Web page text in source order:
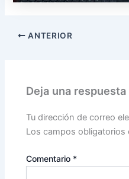
ANTERIOR
Deja una respuesta
Tu dirección de correo
Los campos obligatorios
Comentario *